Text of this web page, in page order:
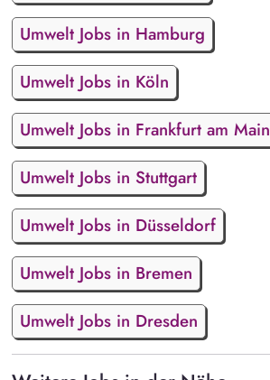
Umwelt Jobs in Hamburg
Umwelt Jobs in Köln
Umwelt Jobs in Frankfurt am Main
Umwelt Jobs in Stuttgart
Umwelt Jobs in Düsseldorf
Umwelt Jobs in Bremen
Umwelt Jobs in Dresden